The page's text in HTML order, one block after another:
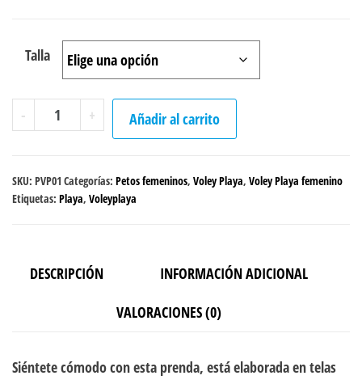
Talla
-
Peto
Voley
"Blue
Sky"
+ Añadir al carrito
SKU: PVP01 Categorías: Petos femeninos, Voley Playa, Voley Playa femenino
Etiquetas: Playa, Voleyplaya
DESCRIPCIÓN
INFORMACIÓN ADICIONAL
VALORACIONES (0)
Siéntete cómodo con esta prenda, está elaborada en telas